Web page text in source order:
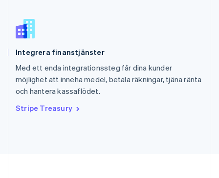
Integrera finanstjänster
Med ett enda integrationssteg får dina kunder
möjlighet att inneha medel, betala räkningar, tjäna ränta
och hantera kassaflödet.
Stripe Treasury